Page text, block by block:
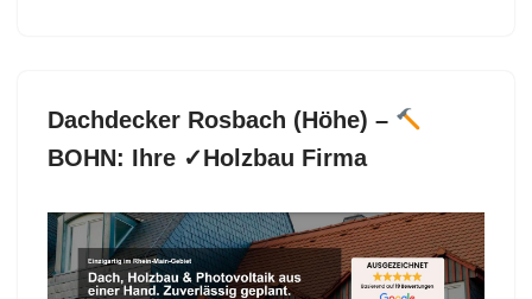
Dachdecker Rosbach (Höhe) –
BOHN: Ihre ✓Holzbau Firma
Werfen Sie einen Blick über Dachdecker in Rosbach
(Höhe) bei
BOHN als auch ✓Dacheindeckung,
Dachfenster, Dachgauben, Dachstuhl. ✓Dachdecker,